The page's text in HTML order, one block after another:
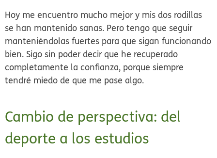
Hoy me encuentro mucho mejor y mis dos rodillas
se han mantenido sanas. Pero tengo que seguir
manteniéndolas fuertes para que sigan funcionando
bien. Sigo sin poder decir que he recuperado
completamente la confianza, porque siempre
tendré miedo de que me pase algo.
Cambio de perspectiva: del
deporte a los estudios